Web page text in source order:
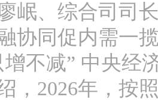
岷、综合司司
协同促内需一
增不减” 中央经
，2026年，按